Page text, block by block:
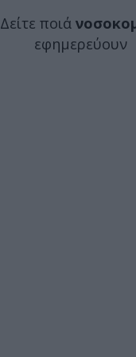
Δείτε ποιά
εφημερεύουν